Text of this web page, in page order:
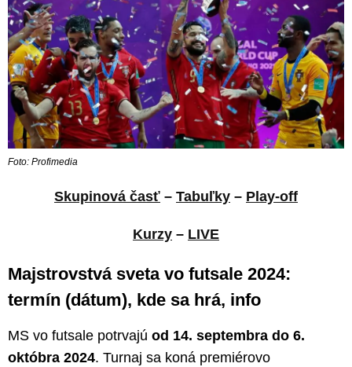
Foto: Profimedia
Skupinová časť – Tabuľky – Play-off
Kurzy – LIVE
Majstrovstvá sveta vo futsale 2024:
termín (dátum), kde sa hrá, info
MS vo futsale potrvajú od 14. septembra do 6.
októbra 2024. Turnaj sa koná premiérovo